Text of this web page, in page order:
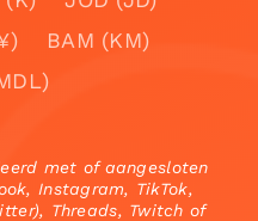
BAM (KM)
met of aangesloten
Instagram, TikTok,
Threads, Twitch of